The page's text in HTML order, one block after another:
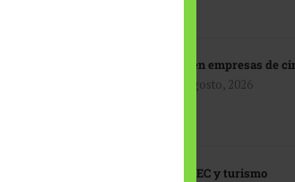
IA en empresas de
3 agosto, 2026
TMEC y turismo